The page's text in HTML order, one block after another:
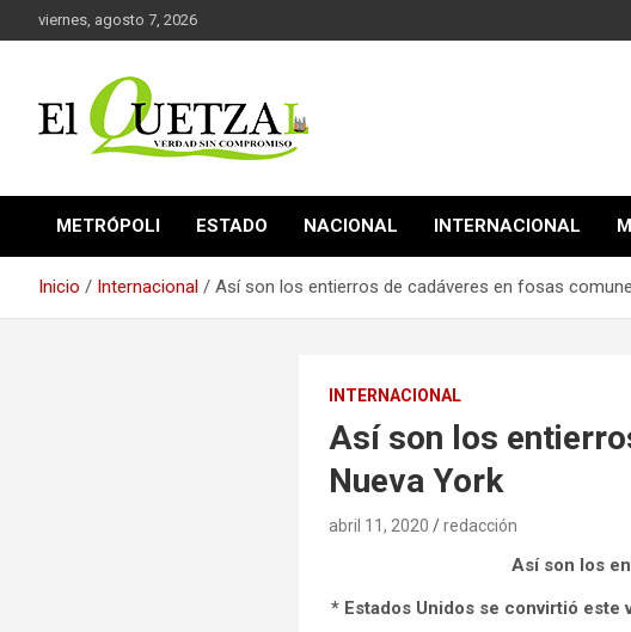
al
viernes, agosto 7, 2026
El Quetzal de Cholula
METRÓPOLI ESTADO NACIONAL INTERNACIONAL
Inicio Internacional Así son los entierros de cadáveres en fosas
INTERNACIONAL
Así son los
Nueva York
abril 11, 2020 redacción
Así son los
* Estados Unidos se convirtió este